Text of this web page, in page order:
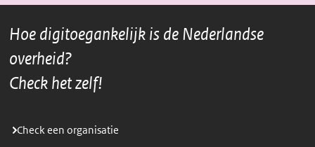
Hoe digitoegankelijk is de Nederlandse
overheid?
Check het zelf!
Check een organisatie